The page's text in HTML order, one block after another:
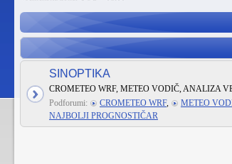
SINOPTIKA
CROMETEO WRF, METEO VODIČ, ANALIZA
Podforumi:
CROMETEO WRF, METEO
NAJBOLJI PROGNOSTIČAR